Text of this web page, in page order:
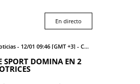
En directo
- 12/01 09:46 [GMT +3] - Coche
SPORT DOMINA EN 2